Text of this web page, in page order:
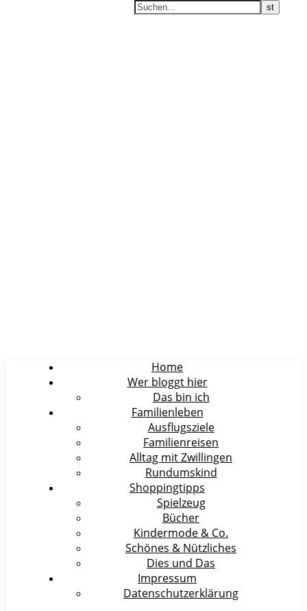
Home
Wer bloggt hier
Das bin ich
Familienleben
Ausflugsziele
Familienreisen
Alltag mit Zwillingen
Rundumskind
Shoppingtipps
Spielzeug
Bücher
Kindermode & Co.
Schönes & Nützliches
Dies und Das
Impressum
Datenschutzerklärung